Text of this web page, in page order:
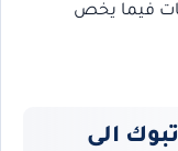
فيما يخص
الى